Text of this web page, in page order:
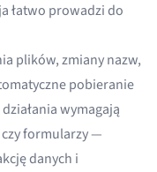
łatwo prowadzi do
plików, zmiany nazw,
pobieranie
wymagają
formularzy —
danych i